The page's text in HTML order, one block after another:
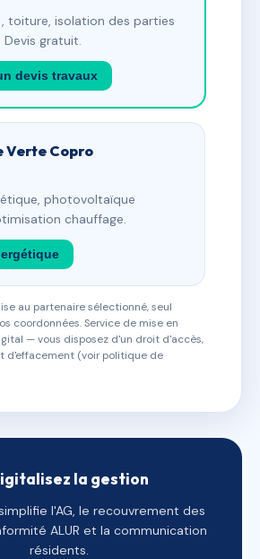
toiture, isolation des parties
gratuit.
devis travaux
Verte Copro
photovoltaïque
chauffage.
au partenaire sélectionné, seul
coordonnées. Service de mise en
— vous disposez d'un droit d'accès,
d'effacement (voir politique de
la gestion
l'AG, le recouvrement des
ALUR et la communication
résidents.